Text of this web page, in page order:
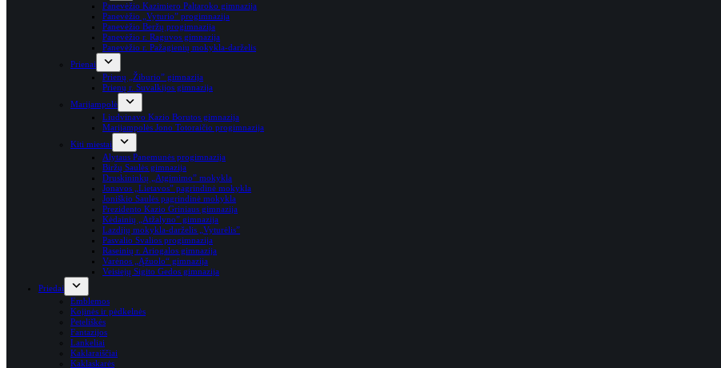
Panevėžio Kazimiero Paltaroko gimnazija
Panevėžio „Vyturio” progimnazija
Panevėžio Beržų progimnazija
Panevėžio r. Raguvos gimnazija
Panevėžio r. Pažagienių mokykla-darželis
Prienai
Prienų „Žiburio” gimnazija
Prienų r. Suvalkijos gimnazija
Marijampolė
Liudvinavo Kazio Borutos gimnazija
Marijampolės Jono Totoraičio progimnazija
Kiti miestai
Alytaus Panemunės progimnazija
Biržų Saulės gimnazija
Druskininkų „Atgimimo” mokykla
Jonavos „Lietavos” pagrindinė mokykla
Joniškio Saulės pagrindinė mokykla
Prezidento Kazio Griniaus gimnazija
Kėdainių „Atžalyno” gimnazija
Lazdijų mokykla-darželis „Vyturėlis”
Pasvalio Svalios progimnazija
Raseinių r. Ariogalos gimnazija
Varėnos „Ąžuolo“ gimnazija
Veisiejų Sigito Gedos gimnazija
Priedai
Emblemos
Kojinės ir pėdkelnės
Peteliškės
Fantazijos
Lankeliai
Kaklaraiščiai
Kaklaskarės